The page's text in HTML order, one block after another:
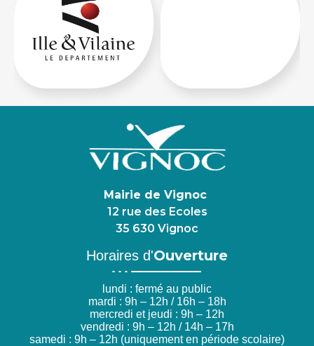
Mairie de Vignoc
12 rue des Ecoles
35 630 Vignoc
Horaires d'Ouverture
lundi : fermé au public
mardi : 9h – 12h / 16h – 18h
mercredi et jeudi : 9h – 12h
vendredi : 9h – 12h / 14h – 17h
samedi : 9h – 12h (uniquement en période scolaire)